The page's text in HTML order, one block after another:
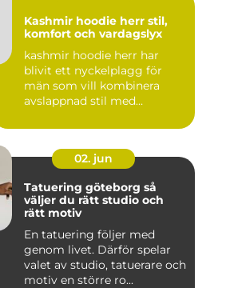
Kashmir hoodie herr stil,
komfort och vardagslyx
kashmir hoodie herr har
blivit ett nyckelplagg för
män som vill kombinera
avslappnad stil med
02. jun
Tatuering göteborg så
väljer du rätt studio och
rätt motiv
En tatuering följer med
genom livet. Därför spelar
valet av studio, tatuerare och
motiv en större ro...